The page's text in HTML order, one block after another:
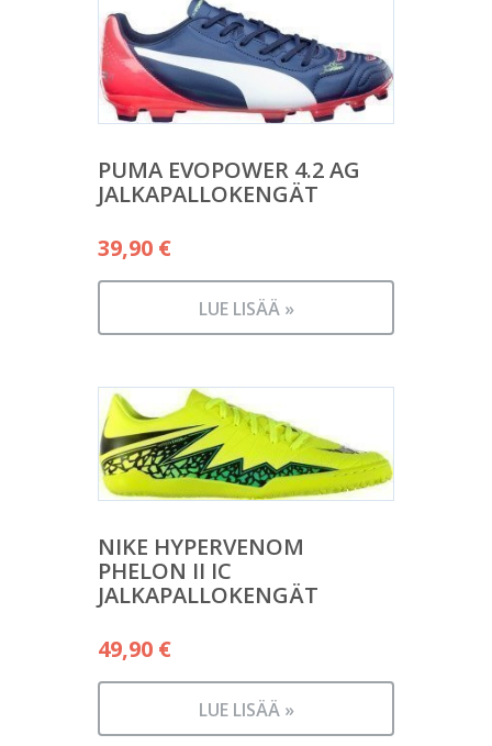
PUMA EVOPOWER 4.2 AG
JALKAPALLOKENGÄT
39,90 €
LUE LISÄÄ »
NIKE HYPERVENOM
PHELON II IC
JALKAPALLOKENGÄT
49,90 €
LUE LISÄÄ »